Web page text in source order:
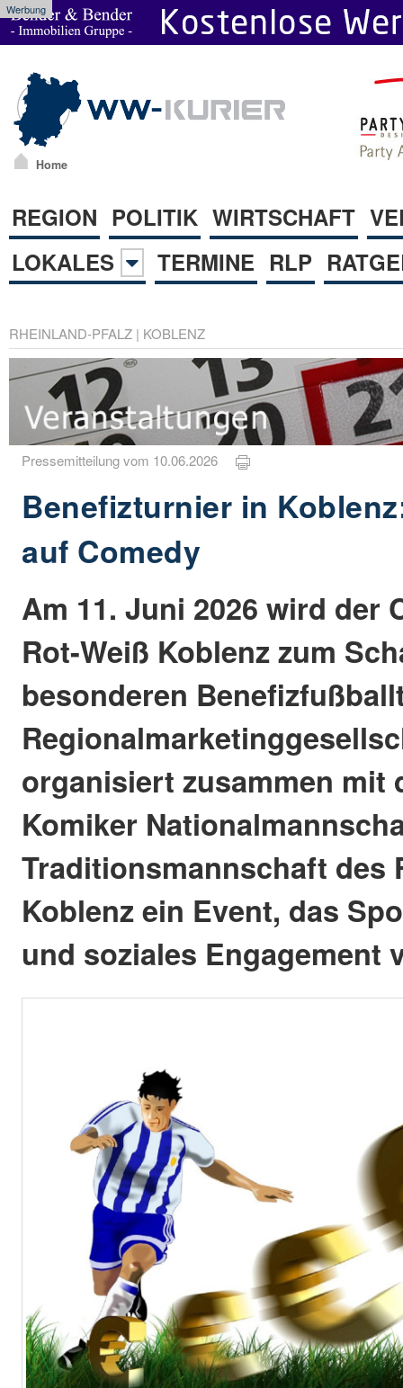
Werbung
Home
REGION POLITIK WIRTSCHAFT
LOKALES
TERMINE RLP
RHEINLAND-PFALZ | KOBLENZ
Pressemitteilung vom 10.06.2026
Benefizturnier in
auf Comedy
Am 11. Juni 2026 wird der
Rot-Weiß Koblenz zum
besonderen
organisiert zusammen mit
Komiker
Traditionsmannschaft des
Koblenz ein Event, das
und soziales Engagement